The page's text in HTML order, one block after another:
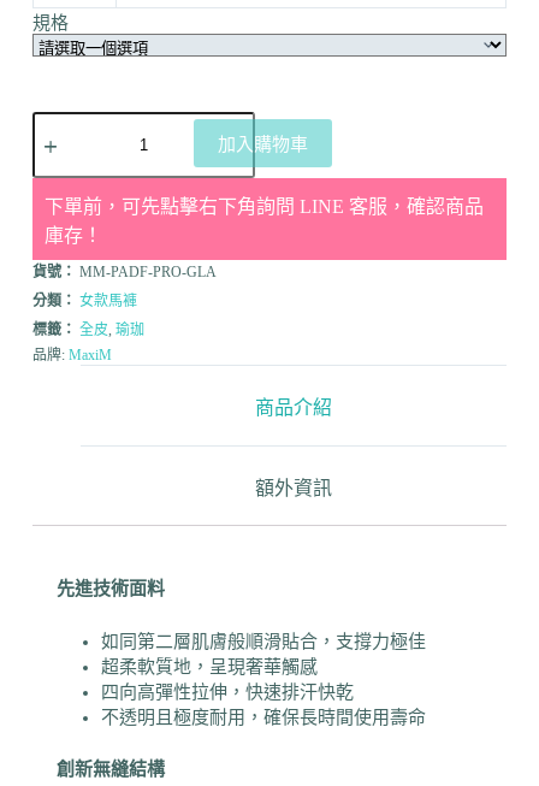
規格
加入購物車
下單前，可先點擊右下角詢問 LINE 客服，確認商品
庫存！
貨號： MM-PADF-PRO-GLA
分類： 女款馬褲
標籤： 全皮, 瑜珈
品牌: MaxiM
商品介紹
額外資訊
先進技術面料
如同第二層肌膚般順滑貼合，支撐力極佳
超柔軟質地，呈現奢華觸感
四向高彈性拉伸，快速排汗快乾
不透明且極度耐用，確保長時間使用壽命
創新無縫結構